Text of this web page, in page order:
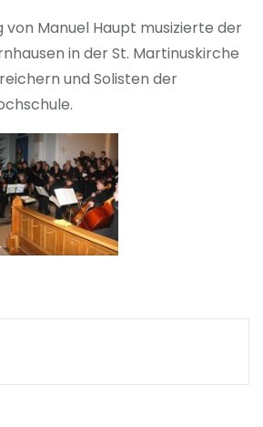
von Manuel Haupt musizierte der
in der St. Martinuskirche
und Solisten der